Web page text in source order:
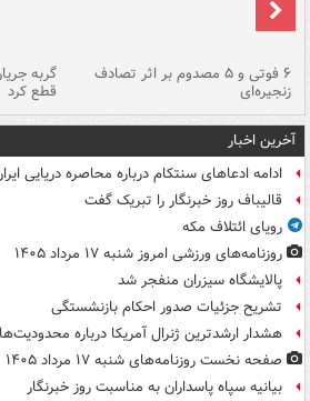
۶ فوتی و ۵ مصدوم بر اثر تصادف
زنجیره‌ای
گربه
قطع کرد
آخرین اخبار
ادامه ادعاهای سنتکام درباره محاصره دریایی
قالیباف روز خبرنگار را تبریک گفت
رویای ائتلاف مکه
روزنامه‌های ورزشی امروز ‌شنبه ۱۷ مرداد ۱۴۰۵
پالایشگاه سیزران منفجر شد
تشریح جزئیات صدور احکام بازنشستگی
هشدار ارشدترین ژنرال آمریکا درباره
صفحه نخست روزنامه‌های شنبه ۱۷ مرداد ۱۴۰۵
بیانیه سپاه پاسداران به مناسبت روز خبرنگار